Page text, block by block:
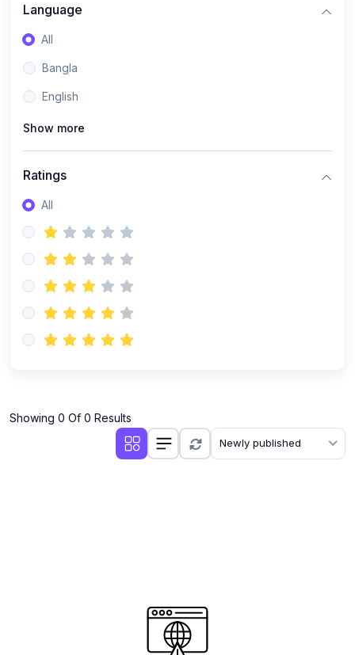
Language
All
Bangla
English
Show more
Ratings
All
Showing 0 Of 0 Results
Newly published